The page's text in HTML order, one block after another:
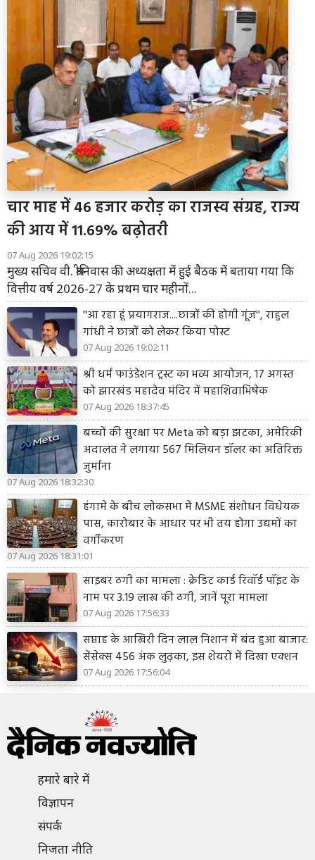
चार माह में 46 हजार करोड़ का राजस्व संग्रह, राज्य
की आय में 11.69% बढ़ोतरी
07 Aug 2026 19:02:15
मुख्य सचिव वी. श्रीनिवास की अध्यक्षता में हुई बैठक में बताया गया कि
वित्तीय वर्ष 2026-27 के प्रथम चार महीनों...
''आ रहा हूं प्रयागराज....छात्रों की होगी गूंज'', राहुल
गांधी ने छात्रों को लेकर किया पोस्ट
07 Aug 2026 19:02:11
श्री धर्म फाउंडेशन ट्रस्ट का भव्य आयोजन, 17 अगस्त
को झारखंड महादेव मंदिर में महाशिवाभिषेक
07 Aug 2026 18:37:45
बच्चों की सुरक्षा पर Meta को बड़ा झटका, अमेरिकी
अदालत ने लगाया 567 मिलियन डॉलर का अतिरिक्त
जुर्माना
07 Aug 2026 18:32:30
हंगामे के बीच लोकसभा में MSME संशोधन विधेयक
पास, कारोबार के आधार पर भी तय होगा उद्यमों का
वर्गीकरण
07 Aug 2026 18:31:01
साइबर ठगी का मामला : क्रेडिट कार्ड रिवॉर्ड पॉइंट के
नाम पर 3.19 लाख की ठगी, जानें पूरा मामला
07 Aug 2026 17:56:33
सप्ताह के आखिरी दिन लाल निशान में बंद हुआ बाजार:
सेंसेक्स 456 अंक लुढ़का, इस शेयरों में दिखा एक्शन
07 Aug 2026 17:56:04
हमारे बारे में
विज्ञापन
संपर्क
निजता नीति